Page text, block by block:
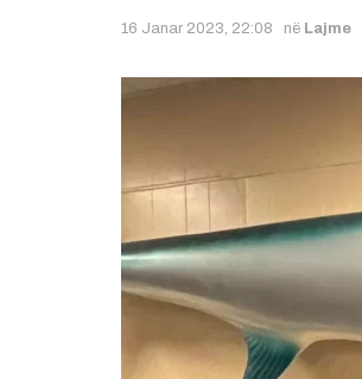
16 Janar 2023, 22:08 në Lajme